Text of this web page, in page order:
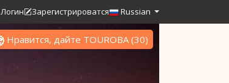
Логин Зарегистрироватся Russian
Нравится, дайте TOUROBA(30)